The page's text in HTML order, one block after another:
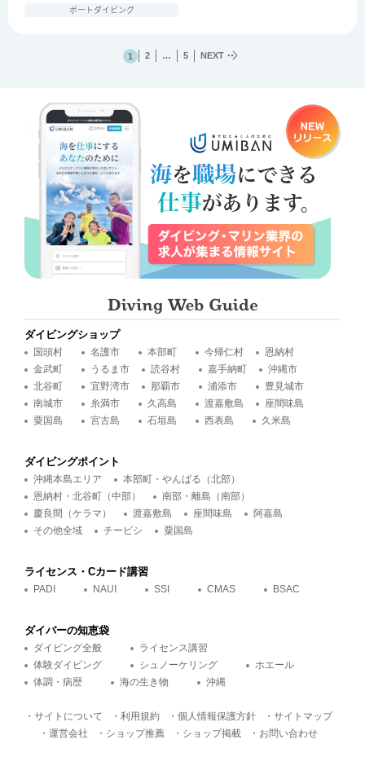
ボートダイビング
1 2 … 5 NEXT
ダイビングショップ
国頭村 名護市 本部町 今帰仁村
恩納村
金武町
うるま市 読谷村 嘉手納町
沖縄市
北谷町
宜野湾市 那覇市 浦添市
豊見城市
南城市
糸満市 久高島 渡嘉敷島
座間味島
粟国島
宮古島 石垣島 西表島 久米島
ダイビングポイント
沖縄本島エリア
本部町・やんばる（北部）
恩納村・北谷町（中部）
南部・離島（南部）
慶良間（ケラマ）
渡嘉敷島 座間味島
阿嘉島
その他全域
チービシ 粟国島
ライセンス・Cカード講習
PADI NAUI SSI CMAS BSAC
ダイバーの知恵袋
ダイビング全般
ライセンス講習
体験ダイビング
シュノーケリング
ホエール
体調・病歴
海の生き物 沖縄
・サイトについて ・利用規約 ・個人情報保護方針
・サイトマップ
・運営会社
・ショップ推薦 ・ショップ掲載 ・お問い合わせ